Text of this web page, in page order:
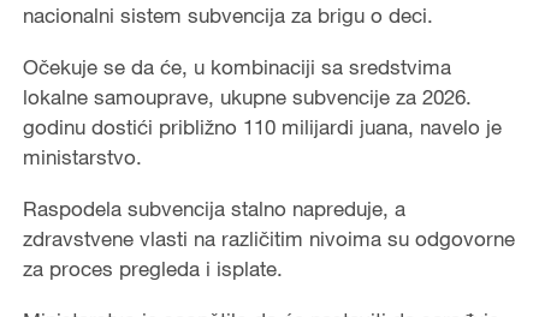
nacionalni sistem subvencija za brigu o deci.
Očekuje se da će, u kombinaciji sa sredstvima
lokalne samouprave, ukupne subvencije za 2026.
godinu dostići približno 110 milijardi juana, navelo je
ministarstvo.
Raspodela subvencija stalno napreduje, a
zdravstvene vlasti na različitim nivoima su odgovorne
za proces pregleda i isplate.